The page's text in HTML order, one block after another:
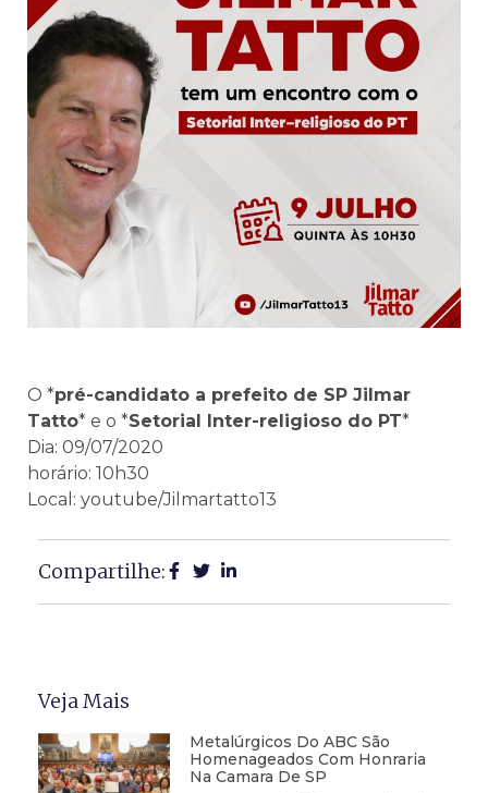
O *pré-candidato a prefeito de SP Jilmar
Tatto* e o *Setorial Inter-religioso do PT*
Dia: 09/07/2020
horário: 10h30
Local: youtube/Jilmartatto13
Compartilhe:
Veja Mais
Metalúrgicos Do ABC São
Homenageados Com Honraria
Na Camara De SP